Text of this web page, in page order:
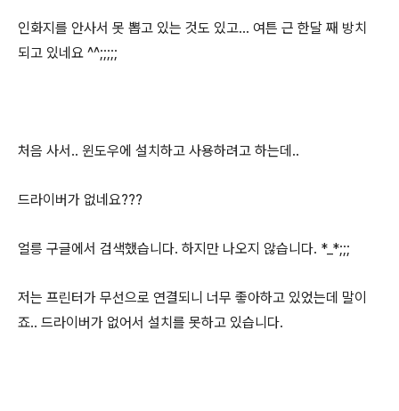
인화지를 안사서 못 뽑고 있는 것도 있고… 여튼 근 한달 째 방치
되고 있네요 ^^;;;;;
처음 사서.. 윈도우에 설치하고 사용하려고 하는데..
드라이버가 없네요???
얼릉 구글에서 검색했습니다. 하지만 나오지 않습니다. *_*;;;
저는 프린터가 무선으로 연결되니 너무 좋아하고 있었는데 말이
죠.. 드라이버가 없어서 설치를 못하고 있습니다.